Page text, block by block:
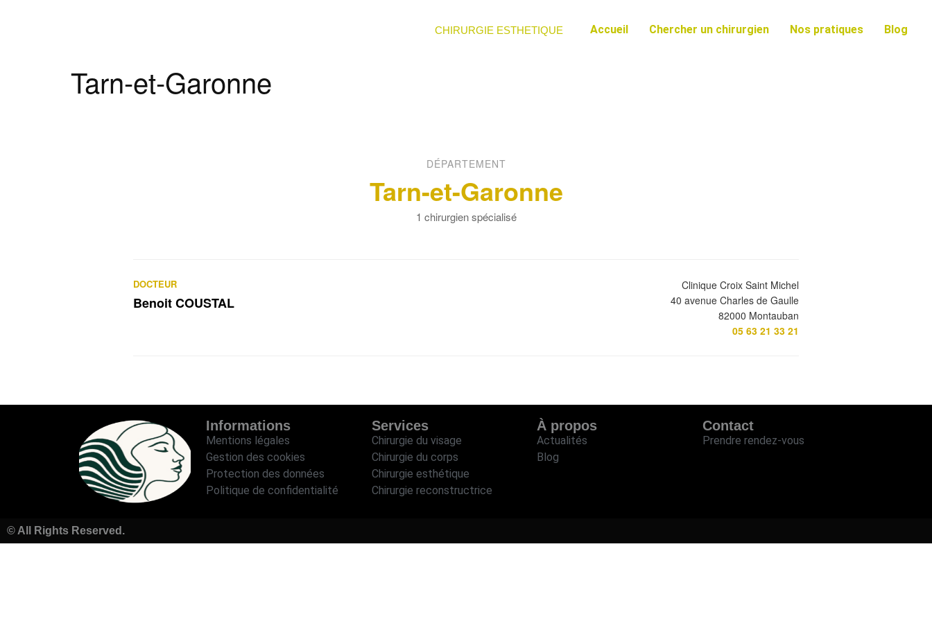
Accueil Chercher un chirurgien Nos pratiques Blog
CHIRURGIE ESTHETIQUE
Tarn-et-Garonne
DÉPARTEMENT
Tarn-et-Garonne
1 chirurgien spécialisé
DOCTEUR
Benoit COUSTAL
Clinique Croix Saint Michel
40 avenue Charles de Gaulle
82000 Montauban
05 63 21 33 21
Informations
Mentions légales
Gestion des cookies
Protection des données
Politique de confidentialité
Services
Chirurgie du visage
Chirurgie du corps
Chirurgie esthétique
Chirurgie reconstructrice
À propos
Actualités
Blog
Contact
Prendre rendez-vous
© All Rights Reserved.